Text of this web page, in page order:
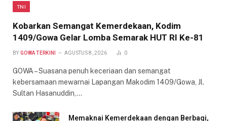
TNI
Kobarkan Semangat Kemerdekaan, Kodim
1409/Gowa Gelar Lomba Semarak HUT RI Ke-81
BY GOWA TERKINI AGUSTUS 8, 2026 0
GOWA – Suasana penuh keceriaan dan semangat
kebersamaan mewarnai Lapangan Makodim 1409/Gowa, Jl.
Sultan Hasanuddin,…
Memaknai Kemerdekaan dengan Berbagi,